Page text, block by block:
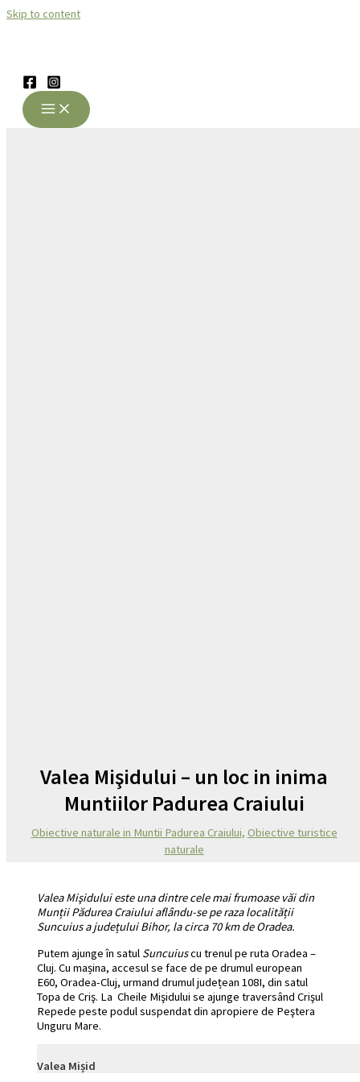
Skip to content
Valea Mişidului – un loc in inima
Muntiilor Padurea Craiului
Obiective naturale in Muntii Padurea Craiului, Obiective turistice
naturale
Valea Mişidului este una dintre cele mai frumoase văi din
Munții Pădurea Craiului aflându-se pe raza localității
Suncuius a județului Bihor, la circa 70 km de Oradea.
Putem ajunge în satul Suncuiuscu trenul pe ruta Oradea –
Cluj. Cu mașina, accesul se face de pe drumul european
E60, Oradea-Cluj, urmand drumul județean 108I, din satul
Topa de Criş. La Cheile Mişidului se ajunge traversând Crişul
Repede peste podul suspendat din apropiere de Peştera
Unguru Mare.
Valea Mișid